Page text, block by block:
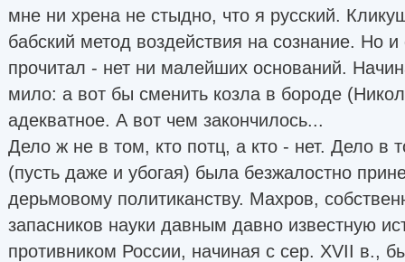
мне ни хрена не стыдно, что я русский.
бабский метод воздействия на сознание. Но и
прочитал - нет ни малейших оснований.
мило: а вот бы сменить козла в бороде
адекватное. А вот чем закончилось...
Дело ж не в том, кто потц, а кто - нет. Дело в
(пусть даже и убогая) была безжалостно
дерьмовому политиканству. Махров,
запасников науки давным давно известную
противником России, начиная с сер. XVII в.,